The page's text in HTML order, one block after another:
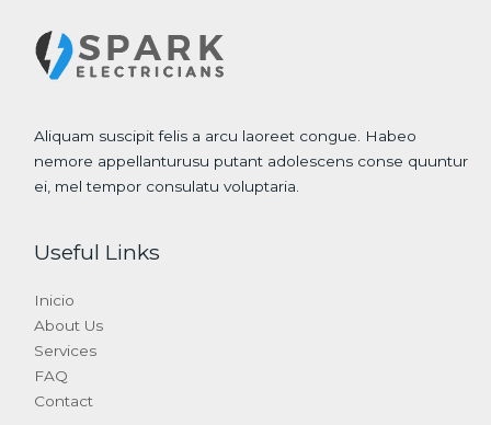
Aliquam suscipit felis a arcu laoreet congue. Habeo
nemore appellanturusu putant adolescens conse quuntur
ei, mel tempor consulatu voluptaria.
Useful Links
Inicio
About Us
Services
FAQ
Contact